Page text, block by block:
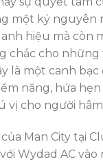
một kỷ nguyên
hiệu mà còn
chắc cho những
là một canh bạc
năng, hứa hẹn
vị cho người hâm
Man City tại
Wydad AC vào